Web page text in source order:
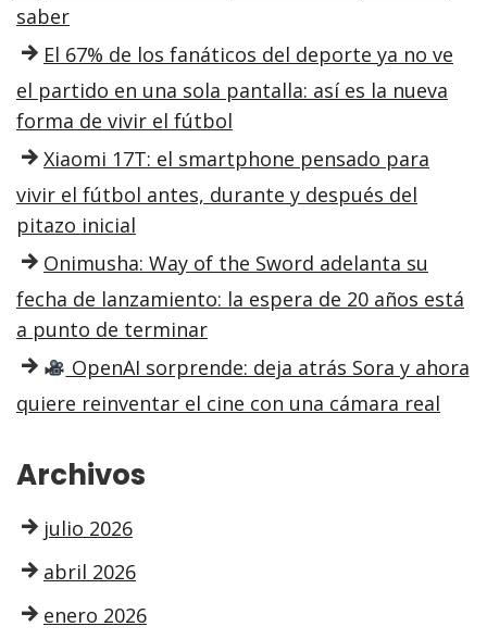
saber
El 67% de los fanáticos del deporte ya no ve
el partido en una sola pantalla: así es la nueva
forma de vivir el fútbol
Xiaomi 17T: el smartphone pensado para
vivir el fútbol antes, durante y después del
pitazo inicial
Onimusha: Way of the Sword adelanta su
fecha de lanzamiento: la espera de 20 años está
a punto de terminar
OpenAI sorprende: deja atrás Sora y ahora
quiere reinventar el cine con una cámara real
Archivos
julio 2026
abril 2026
enero 2026